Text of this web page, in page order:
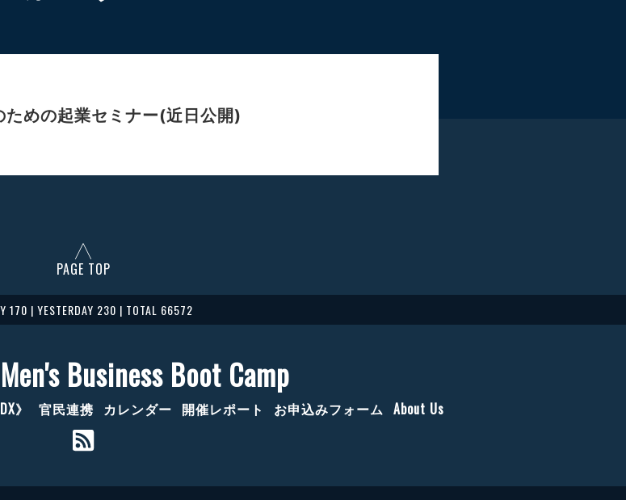
ための起業セミナー(近日公開)
PAGE TOP
170 | YESTERDAY 230 | TOTAL 66572
Business Boot Camp
》 官民連携 カレンダー 開催レポート お申込みフォーム About Us